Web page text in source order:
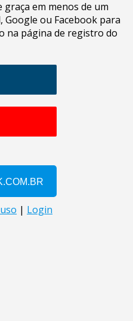
graça em menos de um
Google ou Facebook para
na página de registro do
| Login